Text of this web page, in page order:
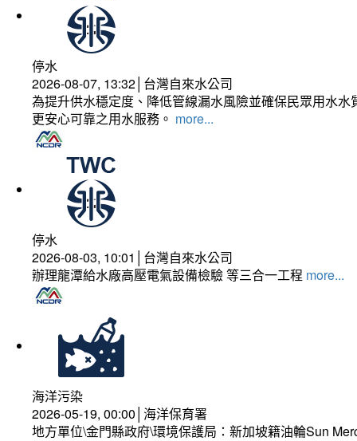
停水
2026-08-07, 13:32│台灣自來水公司
為提升供水穩定度、降低管線漏水風險並確保民眾用水
更安心可靠之用水服務。 more...
停水
2026-08-03, 10:01│台灣自來水公司
辦理龍潭給水廠高壓電氣設備檢驗 等三合一工程 more...
海洋污染
2026-05-19, 00:00│海洋保育署
地方單位\金門縣政府\環境保護局：新加坡籍油輪Sun